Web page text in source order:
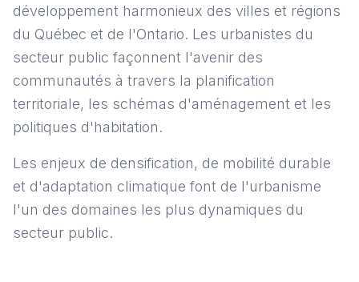
développement harmonieux des villes et régions
du Québec et de l'Ontario. Les urbanistes du
secteur public façonnent l'avenir des
communautés à travers la planification
territoriale, les schémas d'aménagement et les
politiques d'habitation.
Les enjeux de densification, de mobilité durable
et d'adaptation climatique font de l'urbanisme
l'un des domaines les plus dynamiques du
secteur public.